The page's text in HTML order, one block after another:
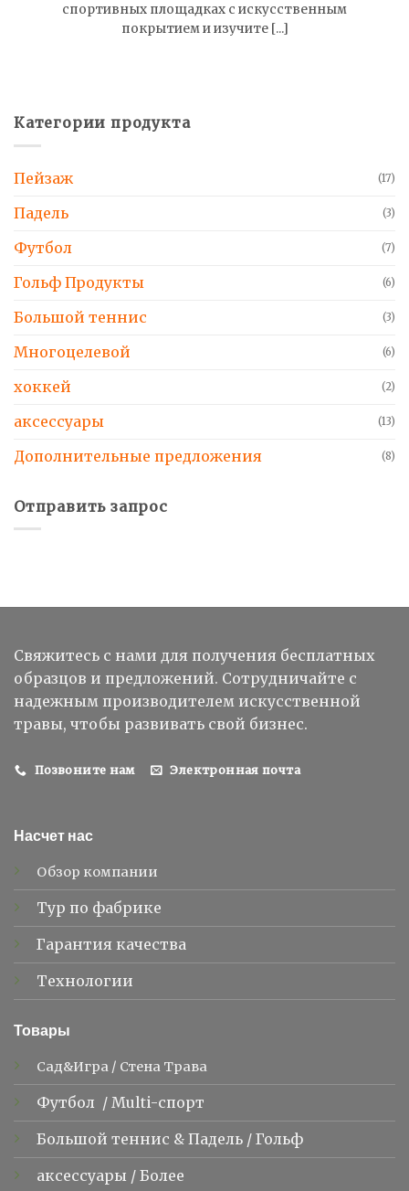
спортивных площадках с искусственным
покрытием и изучите [...]
Категории продукта
Пейзаж (17)
Падель (3)
Футбол (7)
Гольф Продукты (6)
Большой теннис (3)
Многоцелевой (6)
хоккей (2)
аксессуары (13)
Дополнительные предложения (8)
Отправить запрос
Свяжитесь с нами для получения бесплатных
образцов и предложений. Сотрудничайте с
надежным производителем искусственной
травы, чтобы развивать свой бизнес.
Позвоните нам Электронная почта
Насчет нас
Обзор компании
Тур по фабрике
Гарантия качества
Технологии
Товары
Сад&Игра / Стена Трава
Футбол / Multi-спорт
Большой теннис & Падель / Гольф
аксессуары / Более